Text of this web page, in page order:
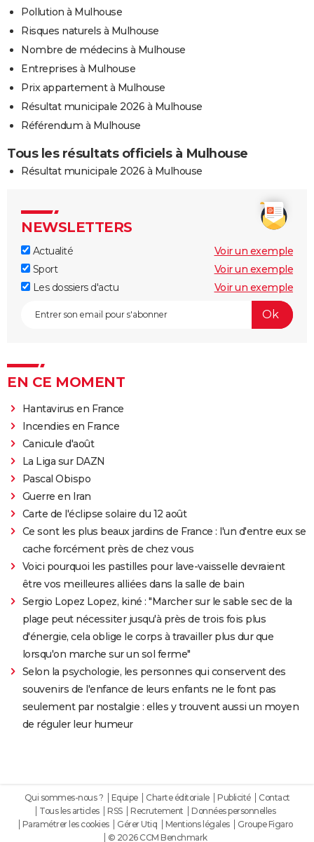
Pollution à Mulhouse
Risques naturels à Mulhouse
Nombre de médecins à Mulhouse
Entreprises à Mulhouse
Prix appartement à Mulhouse
Résultat municipale 2026 à Mulhouse
Référendum à Mulhouse
Tous les résultats officiels à Mulhouse
Résultat municipale 2026 à Mulhouse
NEWSLETTERS
Actualité
Voir un exemple
Sport
Voir un exemple
Les dossiers d'actu
Voir un exemple
EN CE MOMENT
Hantavirus en France
Incendies en France
Canicule d'août
La Liga sur DAZN
Pascal Obispo
Guerre en Iran
Carte de l'éclipse solaire du 12 août
Ce sont les plus beaux jardins de France : l'un d'entre eux se
cache forcément près de chez vous
Voici pourquoi les pastilles pour lave-vaisselle devraient
être vos meilleures alliées dans la salle de bain
Sergio Lopez Lopez, kiné : "Marcher sur le sable sec de la
plage peut nécessiter jusqu'à près de trois fois plus
d'énergie, cela oblige le corps à travailler plus dur que
lorsqu'on marche sur un sol ferme"
Selon la psychologie, les personnes qui conservent des
souvenirs de l'enfance de leurs enfants ne le font pas
seulement par nostalgie : elles y trouvent aussi un moyen
de réguler leur humeur
Qui sommes-nous ? Equipe Charte éditoriale Publicité
Contact
Tous les articles
RSS Recrutement
Données personnelles
Paramétrer les cookies
Gérer Utiq Mentions légales
Groupe Figaro
© 2026 CCM Benchmark